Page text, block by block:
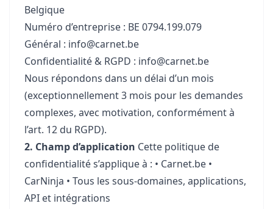
Belgique
Numéro d’entreprise : BE 0794.199.079
Général : info@carnet.be
Confidentialité & RGPD : info@carnet.be
Nous répondons dans un délai d’un mois
(exceptionnellement 3 mois pour les demandes
complexes, avec motivation, conformément à
l’art. 12 du RGPD).
2. Champ d’application Cette politique de
confidentialité s’applique à : • Carnet.be •
CarNinja • Tous les sous-domaines, applications,
API et intégrations